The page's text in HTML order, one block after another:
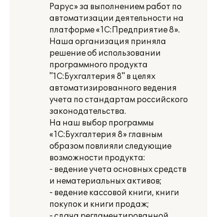
Рарус» за выполнением работ по
автоматизации деятельности на
платформе «1С:Предприятие 8».
Наша организация приняла
решение об использовании
программного продукта
"1C:Бухгалтерия 8" в целях
автоматизированного ведения
учета по стандартам российского
законодательства.
На наш выбор программы
«1С:Бухгалтерия 8» главным
образом повлияли следующие
возможности продукта:
- ведение учета основных средств
и нематериальных активов;
- ведение кассовой книги, книги
покупок и книги продаж;